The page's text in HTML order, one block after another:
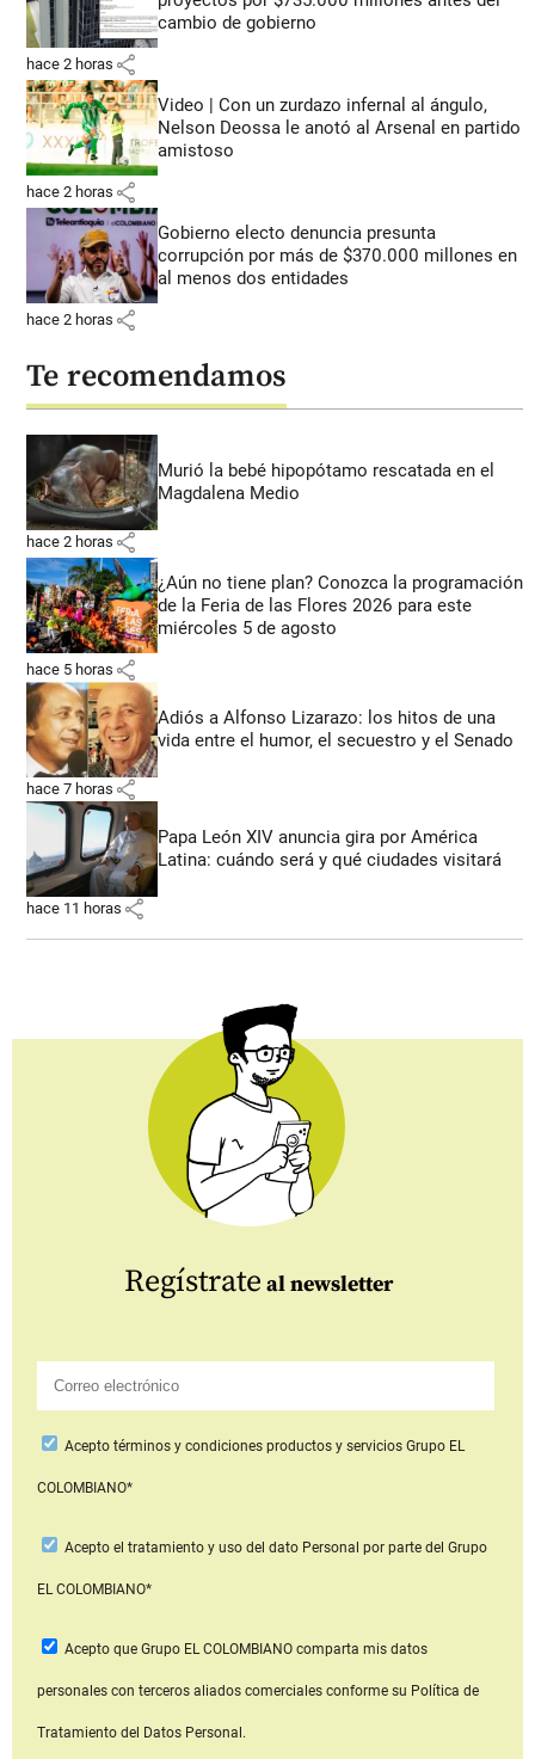
cambio de gobierno
hace 2 horas share
Video | Con un zurdazo infernal al ángulo,
Nelson Deossa le anotó al Arsenal en partido
amistoso
hace 2 horas share
Gobierno electo denuncia presunta
corrupción por más de $370.000 millones en
al menos dos entidades
hace 2 horas share
Te recomendamos
Murió la bebé hipopótamo rescatada en el
Magdalena Medio
hace 2 horas share
¿Aún no tiene plan? Conozca la programación
de la Feria de las Flores 2026 para este
miércoles 5 de agosto
hace 5 horas share
Adiós a Alfonso Lizarazo: los hitos de una
vida entre el humor, el secuestro y el Senado
hace 7 horas share
Papa León XIV anuncia gira por América
Latina: cuándo será y qué ciudades visitará
hace 11 horas share
Regístrate al newsletter
Aceptotérminos y condiciones productos y serviciosGrupo EL
COLOMBIANO*
Acepto el tratamiento y uso del dato Personal por parte del Grupo
EL COLOMBIANO*
Acepto que Grupo EL COLOMBIANOcomparta mis datos
personales con terceros aliados comerciales conforme su Política de
Tratamiento del Datos Personal.